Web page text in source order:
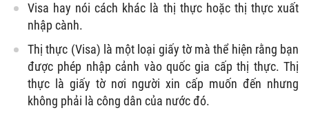
Visa hay nói cách khác là thị thực hoặc thị thực xuất
nhập cành.
Thị thực (Visa) là một loại giấy tờ mà thể hiện rằng bạn
được phép nhập cảnh vào quốc gia cấp thị thực. Thị
thực là giấy tờ nơi người xin cấp muốn đến nhưng
không phải là công dân của nước đó.